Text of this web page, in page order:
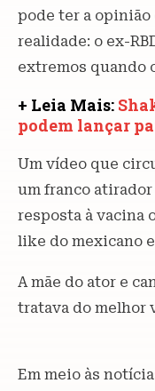
pode ter a opinião
realidade: o ex-
extremos quando
+ Leia Mais:
podem lançar
Um vídeo que
um franco atirador
resposta à vacina
like do mexicano
A mãe do ator e
tratava do melhor
Em meio às